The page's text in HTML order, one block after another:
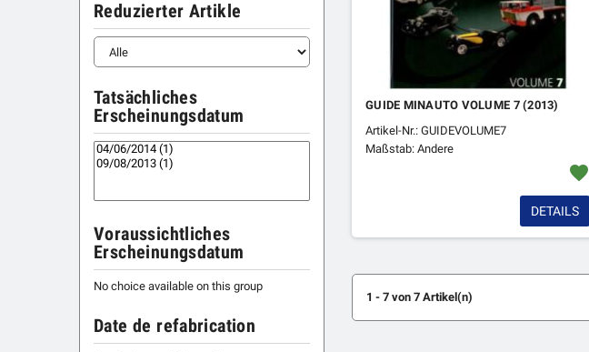
Reduzierter Artikle
Tatsächliches
Erscheinungsdatum
Voraussichtliches
Erscheinungsdatum
No choice available on this group
Date de refabrication
GUIDE MINAUTO VOLUME 7 (2013)
Artikel-Nr.: GUIDEVOLUME7
Maßstab: Andere
favorite
DETAILS
1 - 7 von 7 Artikel(n)